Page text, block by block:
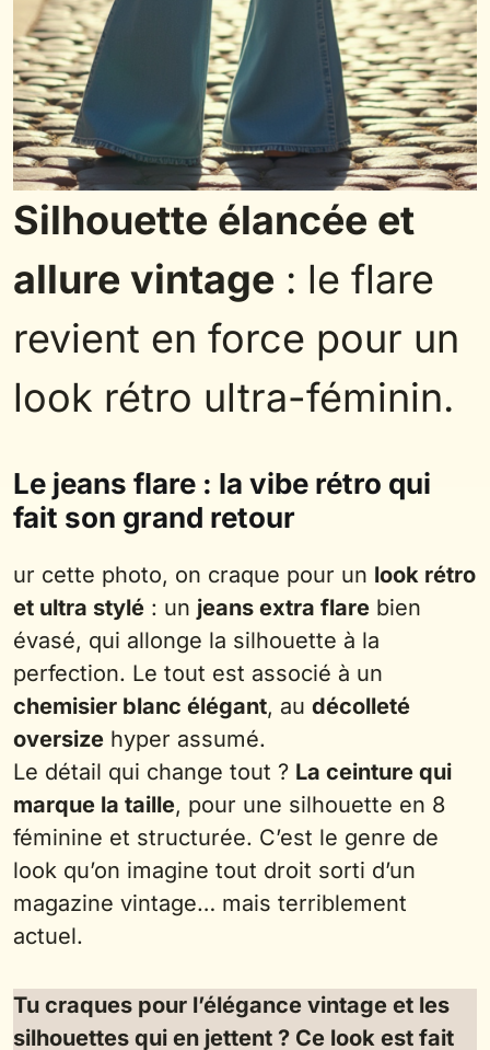
Silhouette élancée et
allure vintage : le flare
revient en force pour un
look rétro ultra-féminin.
Le jeans flare : la vibe rétro qui
fait son grand retour
ur cette photo, on craque pour un look rétro
et ultra stylé : un jeans extra flare bien
évasé, qui allonge la silhouette à la
perfection. Le tout est associé à un
chemisier blanc élégant, au décolleté
oversize hyper assumé.
Le détail qui change tout ? La ceinture qui
marque la taille, pour une silhouette en 8
féminine et structurée. C’est le genre de
look qu’on imagine tout droit sorti d’un
magazine vintage… mais terriblement
actuel.
Tu craques pour l’élégance vintage et les
silhouettes qui en jettent ? Ce look est fait